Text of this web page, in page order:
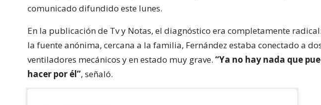
comunicado difundido este lunes.
En la publicación de Tv y Notas, el diagnóstico era completamente
la fuente anónima, cercana a la familia, Fernández estaba conectado a
ventiladores mecánicos y en estado muy grave. “Ya no hay nada que
hacer por él”, señaló.